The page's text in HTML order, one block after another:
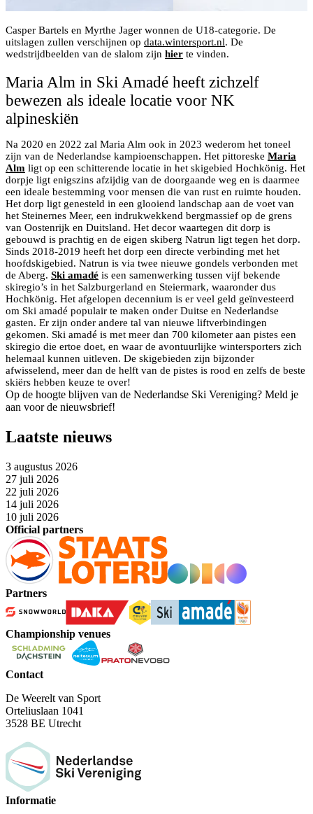
Casper Bartels en Myrthe Jager wonnen de U18-categorie. De
uitslagen zullen verschijnen op data.wintersport.nl. De
wedstrijdbeelden van de slalom zijn hier te vinden.
Maria Alm in Ski Amadé heeft zichzelf
bewezen als ideale locatie voor NK
alpineskiën
Na 2020 en 2022 zal Maria Alm ook in 2023 wederom het toneel
zijn van de Nederlandse kampioenschappen. Het pittoreske Maria
Alm ligt op een schitterende locatie in het skigebied Hochkönig. Het
dorpje ligt enigszins afzijdig van de doorgaande weg en is daarmee
een ideale bestemming voor mensen die van rust en ruimte houden.
Het dorp ligt genesteld in een glooiend landschap aan de voet van
het Steinernes Meer, een indrukwekkend bergmassief op de grens
van Oostenrijk en Duitsland. Het decor waartegen dit dorp is
gebouwd is prachtig en de eigen skiberg Natrun ligt tegen het dorp.
Sinds 2018-2019 heeft het dorp een directe verbinding met het
hoofdskigebied. Natrun is via twee nieuwe gondels verbonden met
de Aberg. Ski amadé is een samenwerking tussen vijf bekende
skiregio’s in het Salzburgerland en Steiermark, waaronder dus
Hochkönig. Het afgelopen decennium is er veel geld geïnvesteerd
om Ski amadé populair te maken onder Duitse en Nederlandse
gasten. Er zijn onder andere tal van nieuwe liftverbindingen
gekomen. Ski amadé is met meer dan 700 kilometer aan pistes een
skiregio die ertoe doet, en waar de avontuurlijke wintersporters zich
helemaal kunnen uitleven. De skigebieden zijn bijzonder
afwisselend, meer dan de helft van de pistes is rood en zelfs de beste
skiërs hebben keuze te over!
Op de hoogte blijven van de Nederlandse Ski Vereniging? Meld je
aan voor de nieuwsbrief!
Laatste nieuws
3 augustus 2026
27 juli 2026
22 juli 2026
14 juli 2026
10 juli 2026
Official partners
Partners
Championship venues
Contact
De Weerelt van Sport
Orteliuslaan 1041
3528 BE Utrecht
Informatie